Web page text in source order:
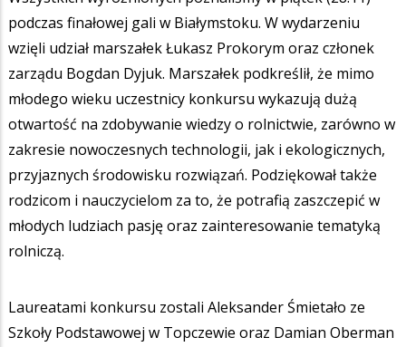
podczas finałowej gali w Białymstoku. W wydarzeniu
wzięli udział marszałek Łukasz Prokorym oraz członek
zarządu Bogdan Dyjuk. Marszałek podkreślił, że mimo
młodego wieku uczestnicy konkursu wykazują dużą
otwartość na zdobywanie wiedzy o rolnictwie, zarówno w
zakresie nowoczesnych technologii, jak i ekologicznych,
przyjaznych środowisku rozwiązań. Podziękował także
rodzicom i nauczycielom za to, że potrafią zaszczepić w
młodych ludziach pasję oraz zainteresowanie tematyką
rolniczą.
Laureatami konkursu zostali Aleksander Śmietało ze
Szkoły Podstawowej w Topczewie oraz Damian Oberman